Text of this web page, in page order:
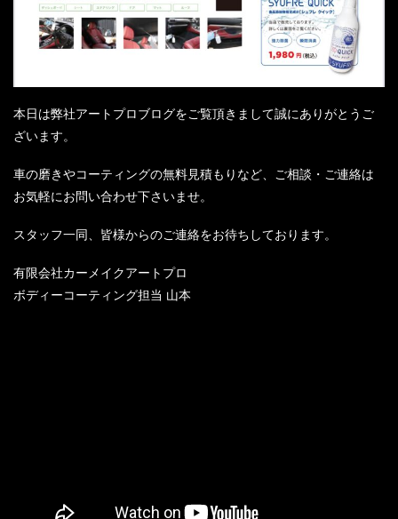
本日は弊社アートプロブログをご覧頂きまして誠にありがとうご
ざいます。
車の磨きやコーティングの無料見積もりなど、ご相談・ご連絡は
お気軽にお問い合わせ下さいませ。
スタッフ一同、皆様からのご連絡をお待ちしております。
有限会社カーメイクアートプロ
ボディーコーティング担当 山本